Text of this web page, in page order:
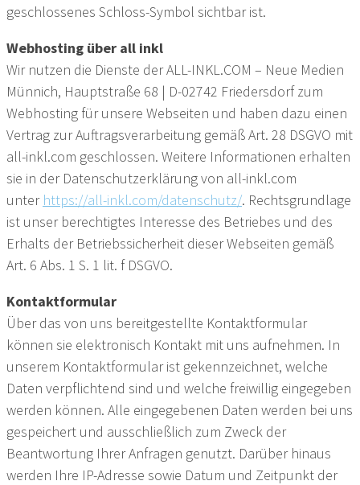
geschlossenes Schloss-Symbol sichtbar ist.
Webhosting über all inkl
Wir nutzen die Dienste der ALL-INKL.COM – Neue Medien
Münnich, Hauptstraße 68 | D-02742 Friedersdorf zum
Webhosting für unsere Webseiten und haben dazu einen
Vertrag zur Auftragsverarbeitung gemäß Art. 28 DSGVO mit
all-inkl.com geschlossen. Weitere Informationen erhalten
sie in der Datenschutzerklärung von all-inkl.com
unter https://all-inkl.com/datenschutz/. Rechtsgrundlage
ist unser berechtigtes Interesse des Betriebes und des
Erhalts der Betriebssicherheit dieser Webseiten gemäß
Art. 6 Abs. 1 S. 1 lit. f DSGVO.
Kontaktformular
Über das von uns bereitgestellte Kontaktformular
können sie elektronisch Kontakt mit uns aufnehmen. In
unserem Kontaktformular ist gekennzeichnet, welche
Daten verpflichtend sind und welche freiwillig eingegeben
werden können. Alle eingegebenen Daten werden bei uns
gespeichert und ausschließlich zum Zweck der
Beantwortung Ihrer Anfragen genutzt. Darüber hinaus
werden Ihre IP-Adresse sowie Datum und Zeitpunkt der